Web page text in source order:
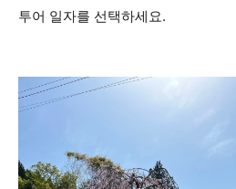
투어 일자를 선택하세요.